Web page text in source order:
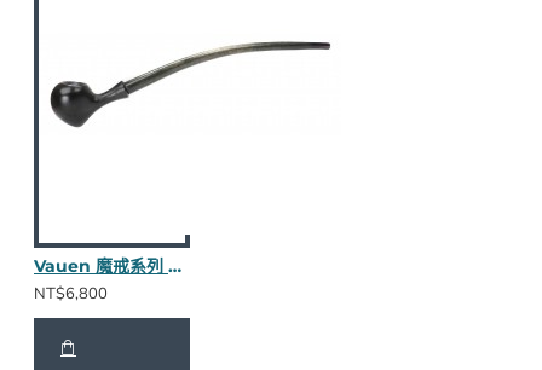
Vauen 魔戒系列 Gilg 長斗
NT$6,800